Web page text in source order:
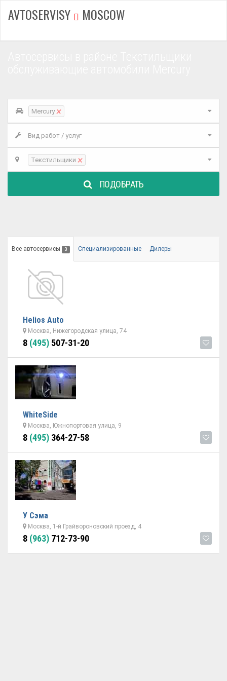
AVTOSERVISY MOSCOW
Mercury ×
Вид работ / услуг
Текстильщики ×
ПОДОБРАТЬ
Все автосервисы 3 Специализированные Дилеры
Helios Auto
Москва, Нижегородская улица, 74
8 (495) 507-31-20
WhiteSide
Москва, Южнопортовая улица, 9
8 (495) 364-27-58
У Сэма
Москва, 1-й Грайвороновский проезд, 4
8 (963) 712-73-90